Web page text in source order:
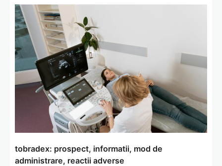
tobradex: prospect, informatii, mod de
administrare, reactii adverse